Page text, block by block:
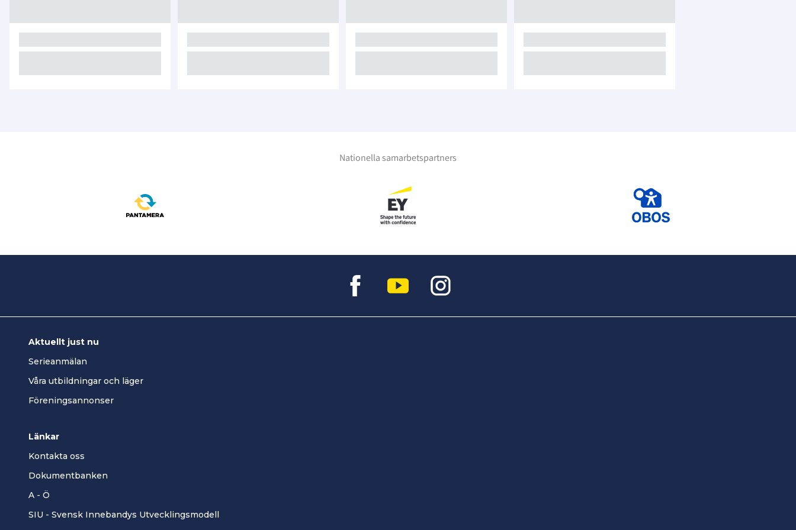
Nationella samarbetspartners
Aktuellt just nu
Serieanmälan
Våra utbildningar och läger
Föreningsannonser
Länkar
Kontakta oss
Dokumentbanken
A - Ö
SIU - Svensk Innebandys Utvecklingsmodell